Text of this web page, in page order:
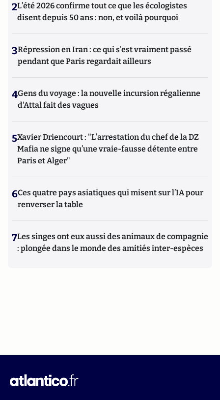
2L’été 2026 confirme tout ce que les écologistes
disent depuis 50 ans : non, et voilà pourquoi
3Répression en Iran : ce qui s'est vraiment passé
pendant que Paris regardait ailleurs
4Gens du voyage : la nouvelle incursion régalienne
d'Attal fait des vagues
5Xavier Driencourt : "L’arrestation du chef de la DZ
Mafia ne signe qu’une vraie-fausse détente entre
Paris et Alger"
6Ces quatre pays asiatiques qui misent sur l’IA pour
renverser la table
7Les singes ont eux aussi des animaux de compagnie
: plongée dans le monde des amitiés inter-espèces